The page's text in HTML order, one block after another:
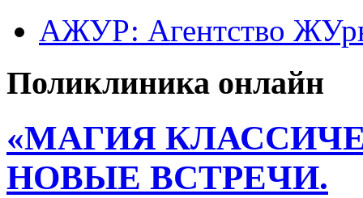
АЖУР: Агентство
Поликлиника онлайн
«МАГИЯ
НОВЫЕ ВСТРЕЧИ.